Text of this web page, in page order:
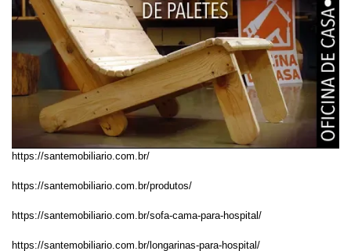
https://santemobiliario.com.br/
https://santemobiliario.com.br/produtos/
https://santemobiliario.com.br/sofa-cama-para-hospital/
https://santemobiliario.com.br/longarinas-para-hospital/